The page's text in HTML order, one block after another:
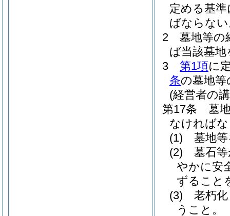
定める基
ばならな
2
墓地等の
ば当該墓
3
第1項に
条の墓地
(経営者の
第17条
墓
なければ
(1)
墓地
(2)
墓石
やかに安
ずること
(3)
老朽
うこと。